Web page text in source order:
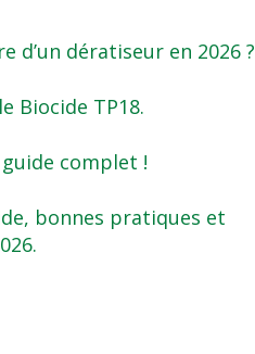
d’un dératiseur en 2026 ?
Biocide TP18.
complet !
bonnes pratiques et